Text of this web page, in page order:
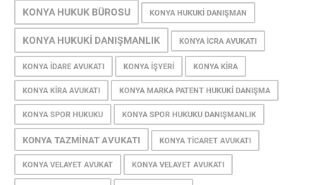
KONYA HUKUK BÜROSU KONYA HUKUKI DANIŞMAN
KONYA HUKUKI DANIŞMANLIK KONYA ICRA AVUKATI
KONYA IDARE AVUKATI KONYA IŞYERI KONYA KIRA
KONYA KIRA AVUKATI KONYA MARKA PATENT HUKUKI DANIŞMA
KONYA SPOR HUKUKU KONYA SPOR HUKUKU DANIŞMANLIK
KONYA TAZMINAT AVUKATI KONYA TICARET AVUKATI
KONYA VELAYET AVUKAT KONYA VELAYET AVUKATI